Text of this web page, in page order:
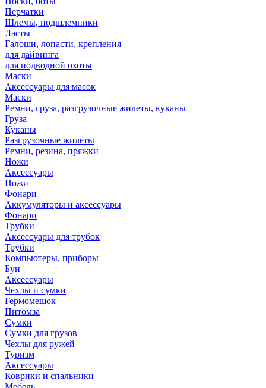
Перчатки
Шлемы, подшлемники
Ласты
Галоши, лопасти, крепления
для дайвинга
для подводной охоты
Маски
Аксессуары для масок
Маски
Ремни, груза, разгрузочные жилеты, куканы
Груза
Куканы
Разгрузочные жилеты
Ремни, резина, пряжки
Ножи
Аксессуары
Ножи
Фонари
Аккумуляторы и аксессуары
Фонари
Трубки
Аксессуары для трубок
Трубки
Компьютеры, приборы
Буи
Аксессуары
Чехлы и сумки
Гермомешок
Питомза
Сумки
Сумки для грузов
Чехлы для ружей
Туризм
Аксессуары
Коврики и спальники